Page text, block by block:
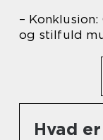
–
og stilfuld
Hvad